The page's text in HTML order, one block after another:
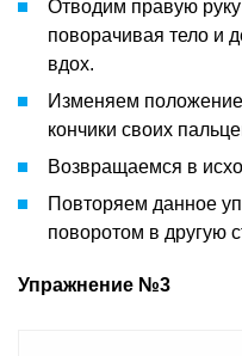
Отводим правую
поворачивая тело и
вдох.
Изменяем положение
кончики своих
Возвращаемся в
Повторяем данное
поворотом в другую
Упражнение №3